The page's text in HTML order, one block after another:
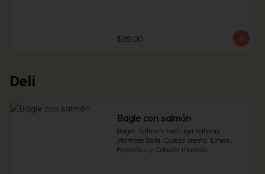
$89.00
Deli
Bagle con salmón
Bagel, Salmon, Lechuga Italiana,
Jitomate Bola, Queso crema, Limon,
Pepinillos y Cebolla morada.